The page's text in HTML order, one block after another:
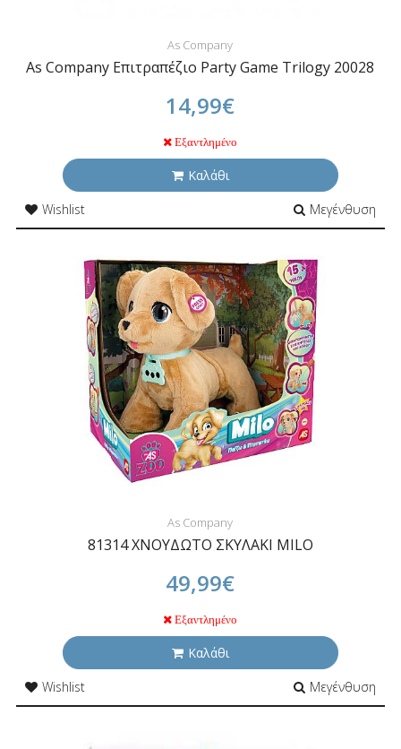
As Company
As Company Επιτραπέζιο Party Game Trilogy 20028
14,99€
Εξαντλημένο
Καλάθι
Wishlist
Μεγένθυση
As Company
81314 ΧΝΟΥΔΩΤΟ ΣΚΥΛΑΚΙ MILO
49,99€
Εξαντλημένο
Καλάθι
Wishlist
Μεγένθυση